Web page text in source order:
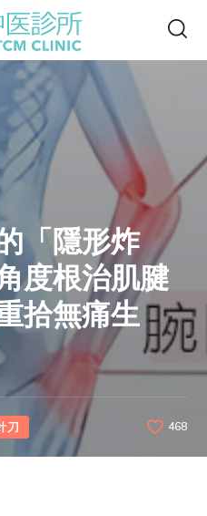
「隱形炸
度根治肌腱
拾無痛生
刀 468